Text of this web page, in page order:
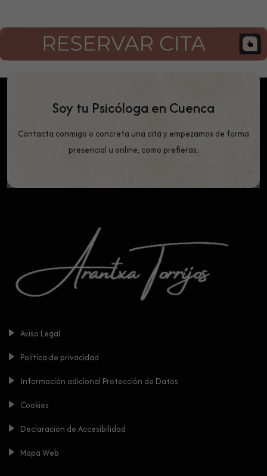
Soy tu Psicóloga en Cuenca
Contacta conmigo o concreta una cita y empezamos de forma
presencial u online, como prefieras.
Aviso Legal
Política de privacidad
Información adicional Protección de Datos
Cookies
Declaración de Accesibilidad
Mapa Web